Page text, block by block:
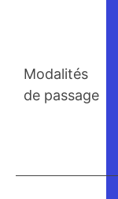
Modalités
de passage